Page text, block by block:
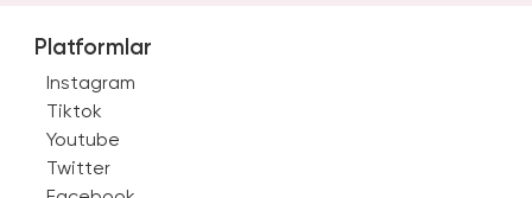
Platformlar
Instagram
Tiktok
Youtube
Twitter